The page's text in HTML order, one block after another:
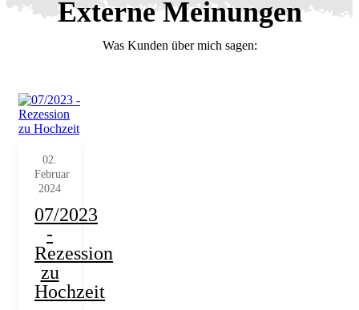
Externe Meinungen
Was Kunden über mich sagen:
02.
Februar
2024
07/2023
-
Rezession
zu
Hochzeit